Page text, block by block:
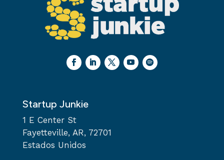
Startup Junkie
1 E Center St
Fayetteville, AR, 72701
Estados Unidos